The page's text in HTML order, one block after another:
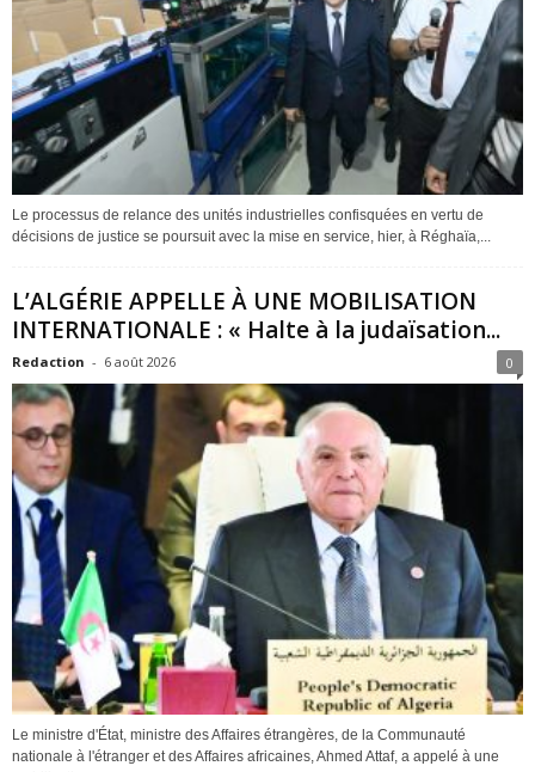
Le processus de relance des unités industrielles confisquées en vertu de
décisions de justice se poursuit avec la mise en service, hier, à Réghaïa,...
L’ALGÉRIE APPELLE À UNE MOBILISATION
INTERNATIONALE : « Halte à la judaïsation...
Redaction - 6 août 2026 0
Le ministre d'État, ministre des Affaires étrangères, de la Communauté
nationale à l'étranger et des Affaires africaines, Ahmed Attaf, a appelé à une